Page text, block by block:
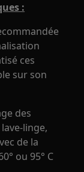
:
ces
sur son
des
linge,
de la
ou 95° C